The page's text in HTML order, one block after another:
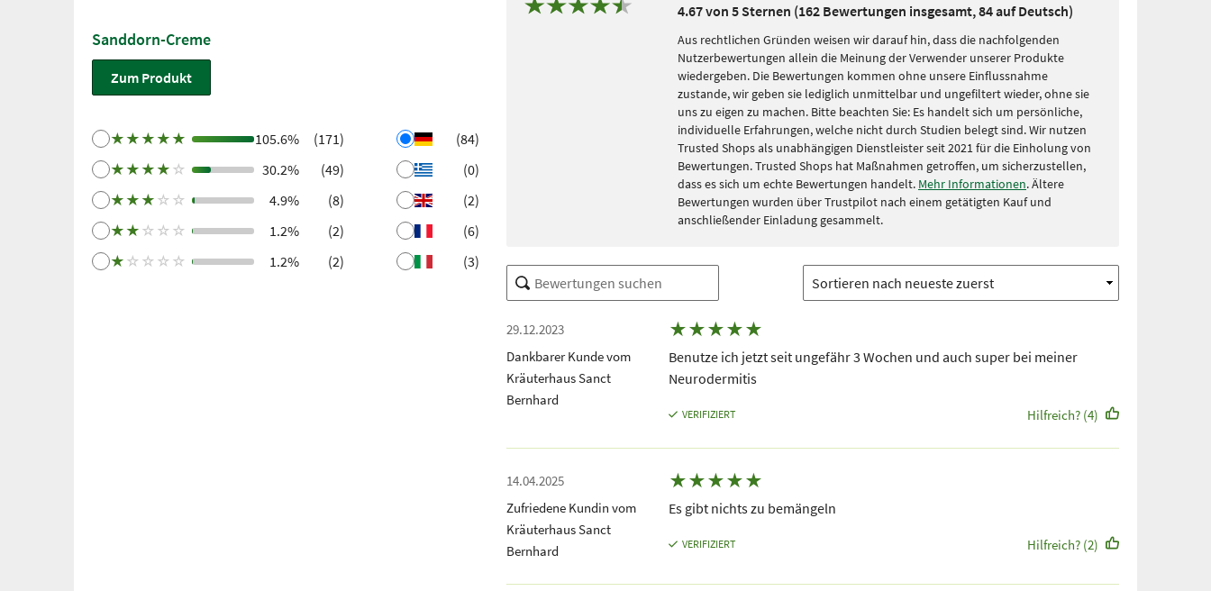
Sanddorn-Creme
Zum Produkt
★ ★ ★ ★ ★ 105.6%
(171)
★ ★ ★ ★ ☆ 30.2%
(49)
★ ★ ★ ☆ ☆ 4.9%
(8)
★ ★ ☆ ☆ ☆ 1.2%
(2)
★ ☆ ☆ ☆ ☆ 1.2% (2)
(84)
(0)
(2)
(6)
(3)
4.67 von 5 Sternen (162 Bewertungen insgesamt, 84 auf Deutsch)
Aus rechtlichen Gründen weisen wir darauf hin, dass die nachfolgenden
Nutzerbewertungen allein die Meinung der Verwender unserer Produkte
wiedergeben. Die Bewertungen kommen ohne unsere Einflussnahme
zustande, wir geben sie lediglich unmittelbar und ungefiltert wieder, ohne sie
uns zu eigen zu machen. Bitte beachten Sie: Es handelt sich um persönliche,
individuelle Erfahrungen, welche nicht durch Studien belegt sind. Wir nutzen
Trusted Shops als unabhängigen Dienstleister seit 2021 für die Einholung von
Bewertungen. Trusted Shops hat Maßnahmen getroffen, um sicherzustellen,
dass es sich um echte Bewertungen handelt. Mehr Informationen. Ältere
Bewertungen wurden über Trustpilot nach einem getätigten Kauf und
anschließender Einladung gesammelt.
29.12.2023
Dankbarer Kunde vom
Kräuterhaus Sanct
Bernhard
★★★★★
Benutze ich jetzt seit ungefähr 3 Wochen und auch super bei meiner
Neurodermitis
VERIFIZIERT Hilfreich? (4)
14.04.2025
Zufriedene Kundin vom
Kräuterhaus Sanct
Bernhard
★★★★★
Es gibt nichts zu bemängeln
VERIFIZIERT Hilfreich? (2)